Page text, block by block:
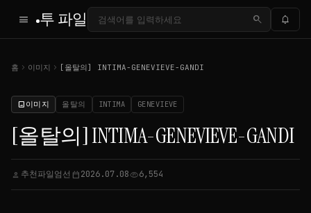
menu 투 파일 search notifications
홈 chevron_right 이미지 chevron_right [올탈의] INTIMA-GENEVIEVE-GANDI
image 이미지 올탈의 INTIMA GENEVIEVE
[올탈의] INTIMA-GENEVIEVE-GANDI
person 추천파일엄선 calendar_today2026.07.08visibility6,554